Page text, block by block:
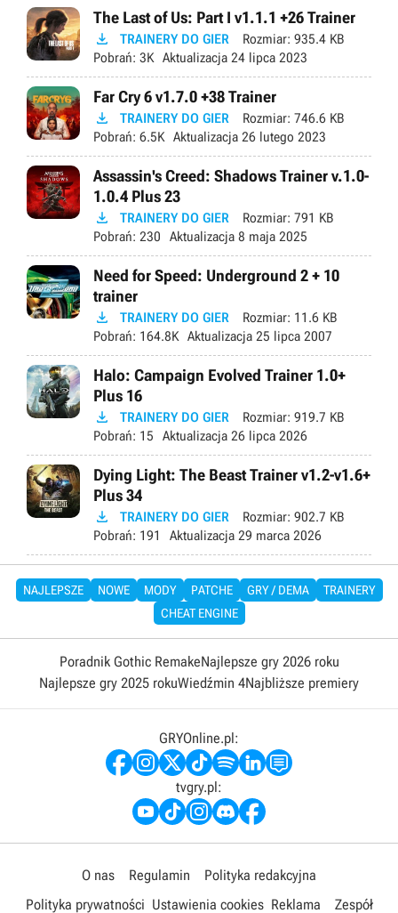
The Last of Us: Part I v1.1.1 +26 Trainer
 TRAINERY DO GIER Rozmiar: 935.4 KB
Pobrań: 3K Aktualizacja 24 lipca 2023
Far Cry 6 v1.7.0 +38 Trainer
 TRAINERY DO GIER Rozmiar: 746.6 KB
Pobrań: 6.5K Aktualizacja 26 lutego 2023
Assassin's Creed: Shadows Trainer v.1.0-
1.0.4 Plus 23
 TRAINERY DO GIER Rozmiar: 791 KB
Pobrań: 230 Aktualizacja 8 maja 2025
Need for Speed: Underground 2 + 10
trainer
 TRAINERY DO GIER Rozmiar: 11.6 KB
Pobrań: 164.8K Aktualizacja 25 lipca 2007
Halo: Campaign Evolved Trainer 1.0+
Plus 16
 TRAINERY DO GIER Rozmiar: 919.7 KB
Pobrań: 15 Aktualizacja 26 lipca 2026
Dying Light: The Beast Trainer v1.2-v1.6+
Plus 34
 TRAINERY DO GIER Rozmiar: 902.7 KB
Pobrań: 191 Aktualizacja 29 marca 2026
NAJLEPSZE NOWE MODY PATCHE GRY / DEMA
TRAINERY
CHEAT ENGINE
Poradnik Gothic RemakeNajlepsze gry 2026 roku
Najlepsze gry 2025 rokuWiedźmin 4Najbliższe premiery
GRYOnline.pl:
tvgry.pl:
O nas Regulamin
Polityka redakcyjna
Polityka prywatności Ustawienia cookies Reklama Zespół